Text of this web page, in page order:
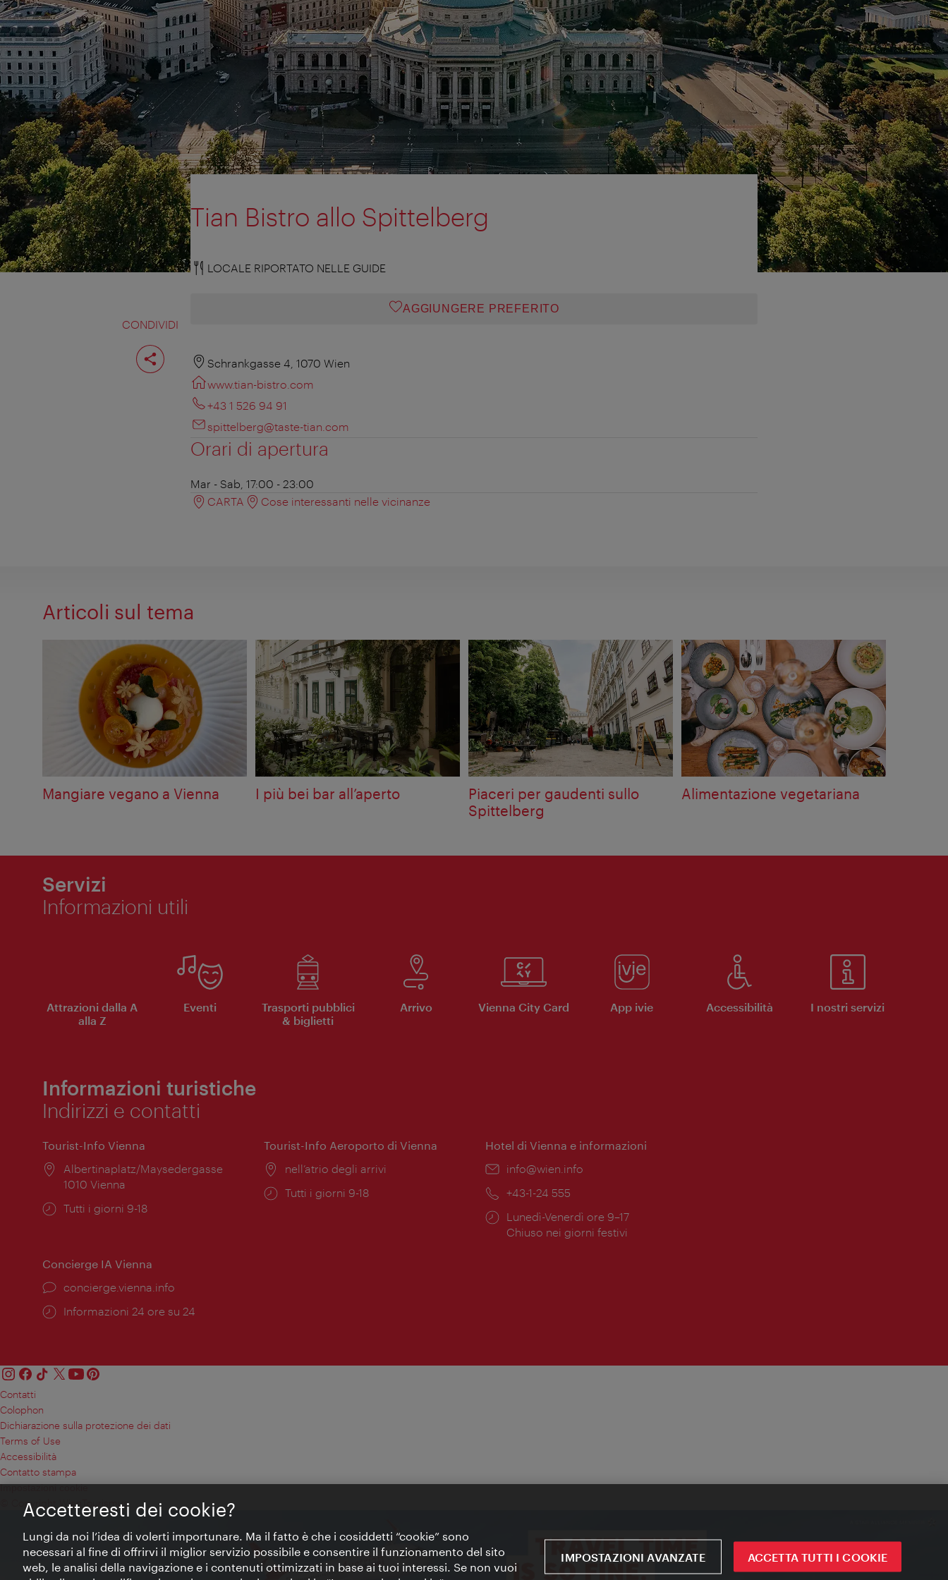
CONDIVIDI
Condividi
pagina
Tian Bistro allo Spittelberg
LOCALE RIPORTATO NELLE GUIDE
AGGIUNGERE PREFERITO
Schrankgasse 4, 1070 Wien
www.tian-bistro.com
+43 1 526 94 91
spittelberg@taste-tian.com
Orari di apertura
Mar - Sab, 17:00 - 23:00
CARTA
Cose interessanti nelle vicinanze
Articoli sul tema
Mangiare vegano a Vienna I più bei bar all’aperto
Piaceri per gaudenti sullo
Spittelberg
Alimentazione vegetariana
Servizi
Informazioni utili
Attrazioni dalla A
alla Z
Eventi
Trasporti pubblici
& biglietti
Arrivo Vienna City Card App ivie Accessibilità I nostri servizi
Informazioni turistiche
Indirizzi e contatti
Tourist-Info Vienna
Posizione:
Albertinaplatz/Maysedergasse
1010 Vienna
Orari
Tutti i giorni 9-18
Tourist-Info Aeroporto di Vienna
Posizione:
nell’atrio degli arrivi
Orari
Tutti i giorni 9-18
Hotel di Vienna e informazioni
Email:
info@wien.info
Telefono:
+43-1-24 555
Orari
di
Lunedì-Venerdì ore 9–17
Chiuso nei giorni festivi
Concierge IA Vienna
Ort:
concierge.vienna.info
Öffnungszeiten:
Informazioni 24 ore su 24
Contatti
Colophon
Dichiarazione sulla protezione dei dati
Terms of Use
Accessibilità
Contatto stampa
Impostazioni cookie
© Copyright WienTourismus
Accetteresti dei cookie?
Lungi da noi l’idea di volerti importunare. Ma il fatto è che i cosiddetti “cookie” sono
necessari al fine di offrirvi il miglior servizio possibile e consentire il funzionamento del sito
web, le analisi della navigazione e i contenuti ottimizzati in base ai tuoi interessi. Se non vuoi
IMPOSTAZIONI AVANZATE ACCETTA TUTTI I COOKIE